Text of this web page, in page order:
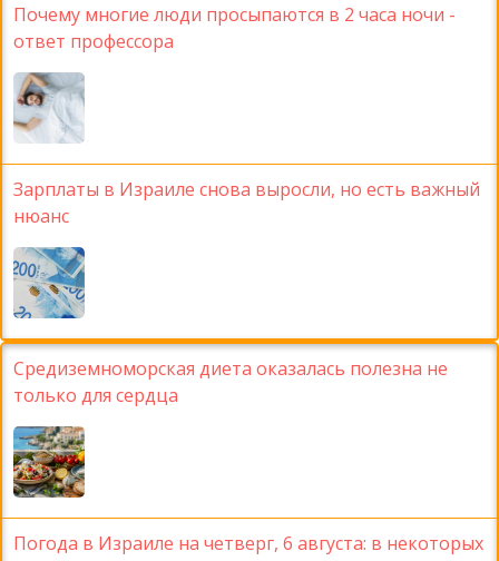
Почему многие люди просыпаются в 2 часа ночи -
ответ профессора
Зарплаты в Израиле снова выросли, но есть важный
нюанс
Средиземноморская диета оказалась полезна не
только для сердца
Погода в Израиле на четверг, 6 августа: в некоторых